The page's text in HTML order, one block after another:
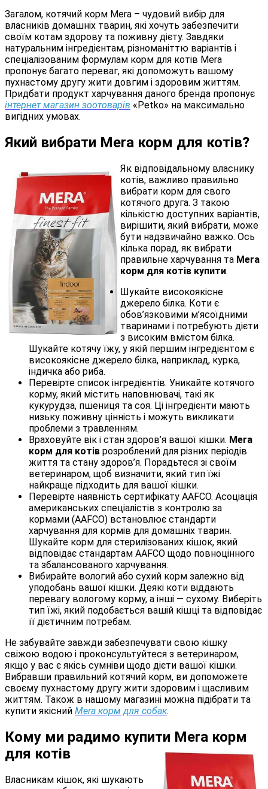
Загалом, котячий корм Mera – чудовий вибір для
власників домашніх тварин, які хочуть забезпечити
своїм котам здорову та поживну дієту. Завдяки
натуральним інгредієнтам, різноманіттю варіантів і
спеціалізованим формулам корм для котів Mera
пропонує багато переваг, які допоможуть вашому
пухнастому другу жити довгим і здоровим життям.
Придбати продукт харчування даного бренда пропонує
інтернет магазин зоотоварів «Petko» на максимально
вигідних умовах.
Який вибрати Mera корм для котів?
Як відповідальному власнику
котів, важливо правильно
вибрати корм для свого
котячого друга. З такою
кількістю доступних варіантів,
вирішити, який вибрати, може
бути надзвичайно важко. Ось
кілька порад, як вибрати
правильне харчування та Mera
корм для котів купити.
Шукайте високоякісне
джерело білка. Коти є
обов’язковими м’ясоїдними
тваринами і потребують дієти
з високим вмістом білка.
Шукайте котячу їжу, у якій першим інгредієнтом є
високоякісне джерело білка, наприклад, курка,
індичка або риба.
Перевірте список інгредієнтів. Уникайте котячого
корму, який містить наповнювачі, такі як
кукурудза, пшениця та соя. Ці інгредієнти мають
низьку поживну цінність і можуть викликати
проблеми з травленням.
Враховуйте вік і стан здоров’я вашої кішки. Mera
корм для котів розроблений для різних періодів
життя та стану здоров’я. Порадьтеся зі своїм
ветеринаром, щоб визначити, який тип їжі
найкраще підходить для вашої кішки.
Перевірте наявність сертифікату AAFCO. Асоціація
американських спеціалістів з контролю за
кормами (AAFCO) встановлює стандарти
харчування для кормів для домашніх тварин.
Шукайте корм для стерилізованих кішок, який
відповідає стандартам AAFCO щодо повноцінного
та збалансованого харчування.
Вибирайте вологий або сухий корм залежно від
уподобань вашої кішки. Деякі коти віддають
перевагу вологому корму, а інші — сухому. Виберіть
тип їжі, який подобається вашій кішці та відповідає
її дієтичним потребам.
Не забувайте завжди забезпечувати свою кішку
свіжою водою і проконсультуйтеся з ветеринаром,
якщо у вас є якісь сумніви щодо дієти вашої кішки.
Вибравши правильний котячий корм, ви допоможете
своєму пухнастому другу жити здоровим і щасливим
життям. Також в нашому магазині можна підібрати та
купити якісний Mera корм для собак.
Кому ми радимо купити Mera корм
для котів
Власникам кішок, які шукають